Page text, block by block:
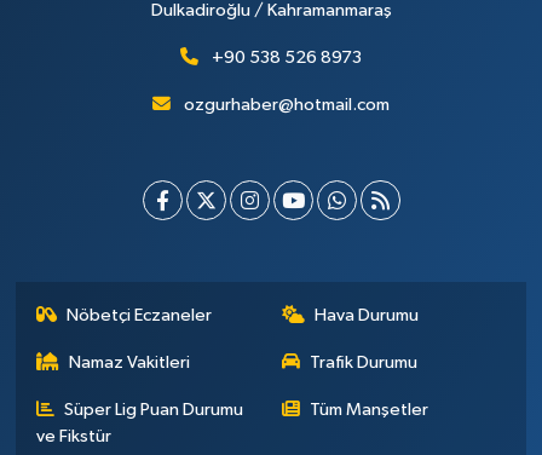
Dulkadiroğlu / Kahramanmaraş
+90 538 526 8973
ozgurhaber@hotmail.com
Nöbetçi Eczaneler Hava Durumu
Namaz Vakitleri Trafik Durumu
Süper Lig Puan Durumu
ve Fikstür
Tüm Manşetler